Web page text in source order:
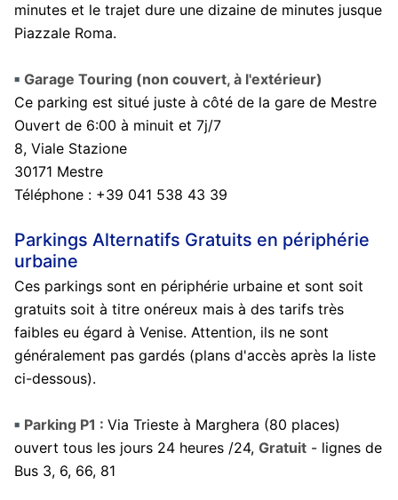
minutes et le trajet dure une dizaine de minutes jusque
Piazzale Roma.
Garage Touring (non couvert, à l'extérieur)
Ce parking est situé juste à côté de la gare de Mestre
Ouvert de 6:00 à minuit et 7j/7
8, Viale Stazione
30171 Mestre
Téléphone : +39 041 538 43 39
Parkings Alternatifs Gratuits en périphérie
urbaine
Ces parkings sont en périphérie urbaine et sont soit
gratuits soit à titre onéreux mais à des tarifs très
faibles eu égard à Venise. Attention, ils ne sont
généralement pas gardés (plans d'accès après la liste
ci-dessous).
Parking P1 : Via Trieste à Marghera (80 places)
ouvert tous les jours 24 heures /24, Gratuit- lignes de
Bus 3, 6, 66, 81